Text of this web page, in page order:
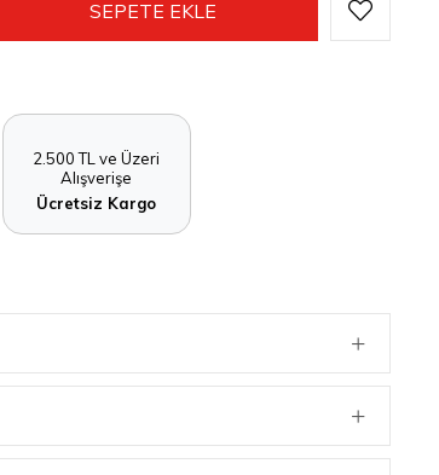
2.500 TL ve Üzeri
Alışverişe
Ücretsiz Kargo